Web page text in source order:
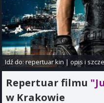
Idź do:repertuar kin |opis i
Repertuar filmu
w Krakowie